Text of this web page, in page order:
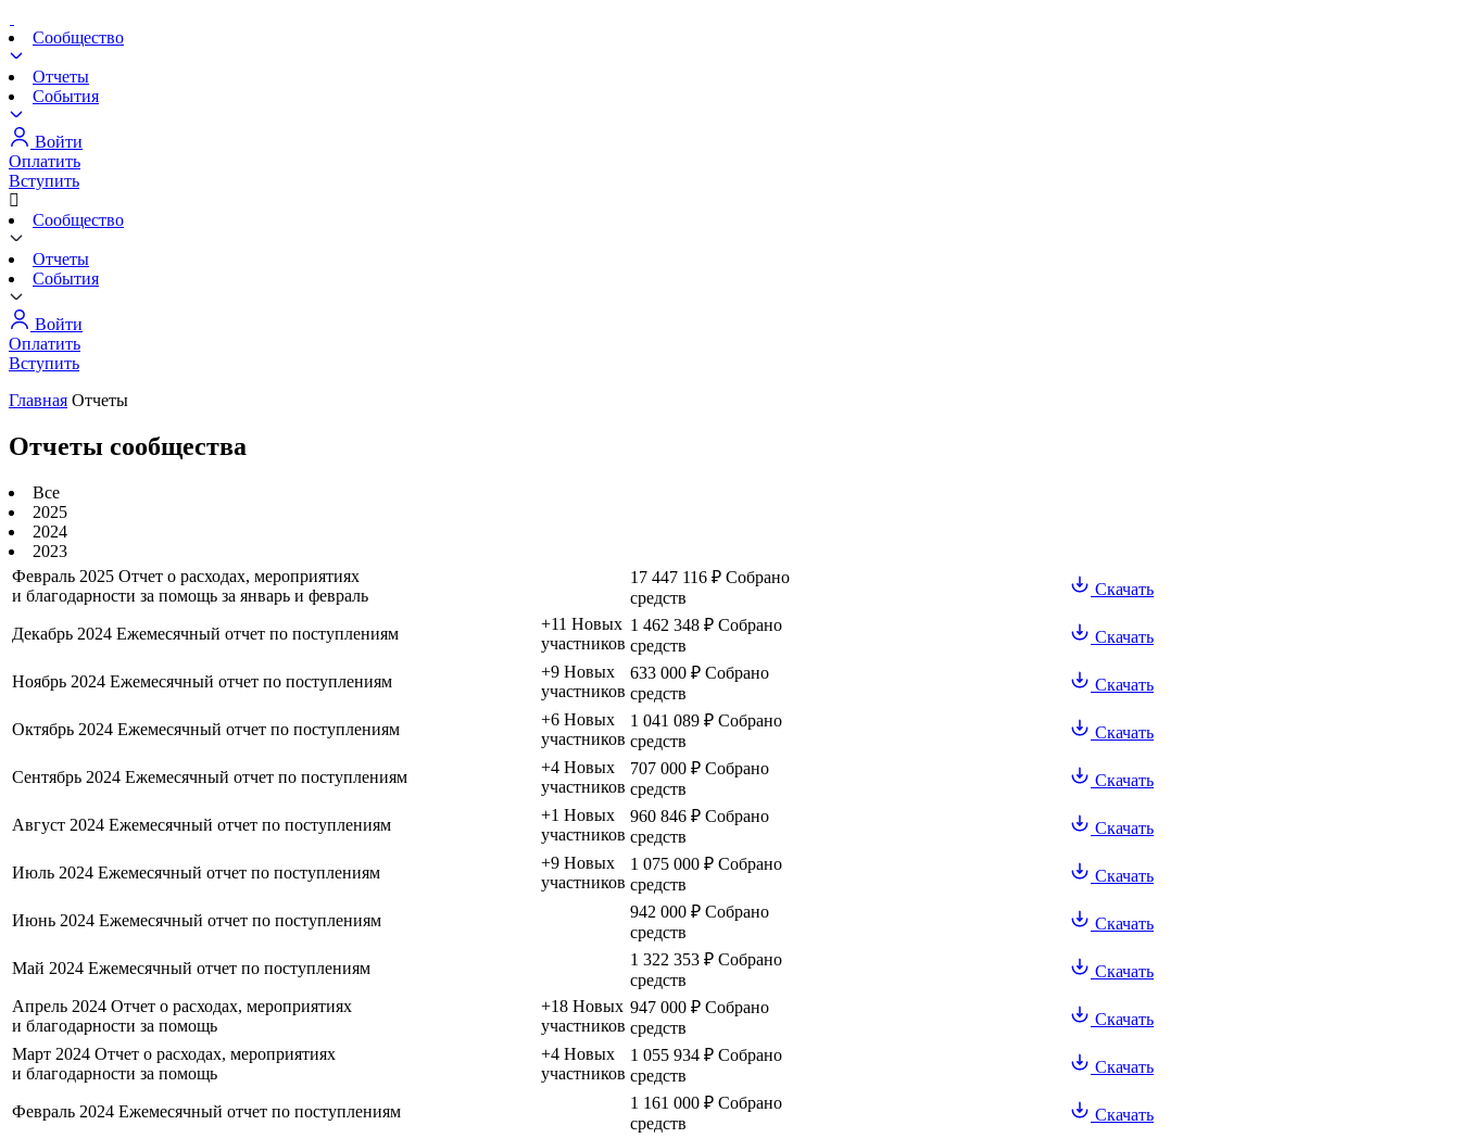
Сообщество
Отчеты
События
Войти
Оплатить
Вступить
Сообщество
Отчеты
События
Войти
Оплатить
Вступить
Главная Отчеты
Отчеты сообщества
Все
2025
2024
2023
Февраль 2025 Отчет о расходах, мероприятиях
и благодарности за помощь за январь и февраль
17 447 116 ₽ Собрано
средств
Скачать
Декабрь 2024 Ежемесячный отчет по поступлениям
+11 Новых
участников
1 462 348 ₽ Собрано
средств
Скачать
Ноябрь 2024 Ежемесячный отчет по поступлениям
+9 Новых
участников
633 000 ₽ Собрано
средств
Скачать
Октябрь 2024 Ежемесячный отчет по поступлениям
+6 Новых
участников
1 041 089 ₽ Собрано
средств
Скачать
Сентябрь 2024 Ежемесячный отчет по поступлениям
+4 Новых
участников
707 000 ₽ Собрано
средств
Скачать
Август 2024 Ежемесячный отчет по поступлениям
+1 Новых
участников
960 846 ₽ Собрано
средств
Скачать
Июль 2024 Ежемесячный отчет по поступлениям
+9 Новых
участников
1 075 000 ₽ Собрано
средств
Скачать
Июнь 2024 Ежемесячный отчет по поступлениям 942 000 ₽ Собрано
средств
Скачать
Май 2024 Ежемесячный отчет по поступлениям 1 322 353 ₽ Собрано
средств
Скачать
Апрель 2024 Отчет о расходах, мероприятиях
и благодарности за помощь
+18 Новых
участников
947 000 ₽ Собрано
средств
Скачать
Март 2024 Отчет о расходах, мероприятиях
и благодарности за помощь
+4 Новых
участников
1 055 934 ₽ Собрано
средств
Скачать
Февраль 2024 Ежемесячный отчет по поступлениям 1 161 000 ₽ Собрано
средств
Скачать